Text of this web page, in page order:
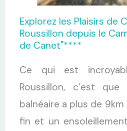
Explorez les Plaisirs de
Roussillon depuis le
de Canet"****
Ce qui est
Roussillon, c’est
balnéaire a plus de 9km
fin et un